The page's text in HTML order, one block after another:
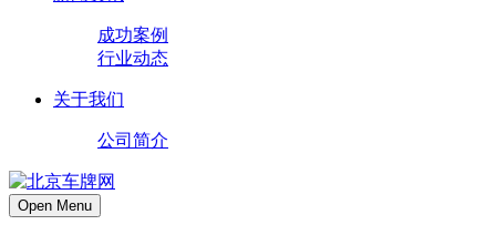
成功案例
行业动态
关于我们
公司简介
Open Menu